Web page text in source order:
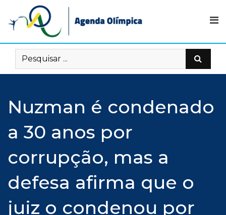
content
Nuzman é condenado
a 30 anos por
corrupção, mas a
defesa afirma que o
juiz o condenou por